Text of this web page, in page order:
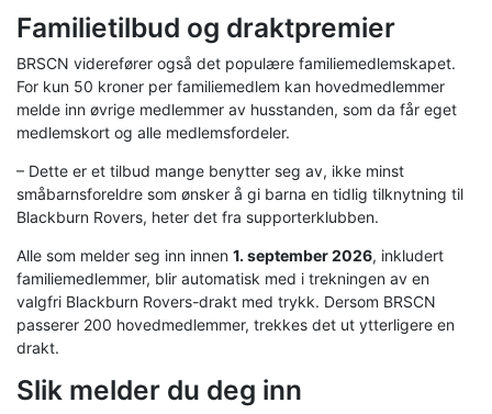
Familietilbud og draktpremier
BRSCN viderefører også det populære familiemedlemskapet.
For kun 50 kroner per familiemedlem kan hovedmedlemmer
melde inn øvrige medlemmer av husstanden, som da får eget
medlemskort og alle medlemsfordeler.
– Dette er et tilbud mange benytter seg av, ikke minst
småbarnsforeldre som ønsker å gi barna en tidlig tilknytning til
Blackburn Rovers, heter det fra supporterklubben.
Alle som melder seg inn innen 1. september 2026, inkludert
familiemedlemmer, blir automatisk med i trekningen av en
valgfri Blackburn Rovers-drakt med trykk. Dersom BRSCN
passerer 200 hovedmedlemmer, trekkes det ut ytterligere en
drakt.
Slik melder du deg inn